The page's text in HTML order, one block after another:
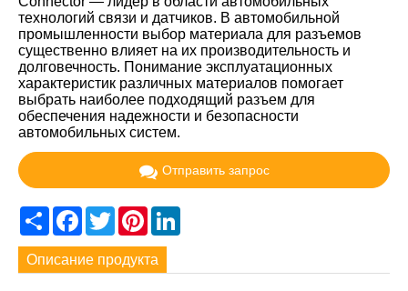
технологий связи и датчиков. В автомобильной
промышленности выбор материала для разъемов
существенно влияет на их производительность и
долговечность. Понимание эксплуатационных
характеристик различных материалов помогает
выбрать наиболее подходящий разъем для
обеспечения надежности и безопасности
автомобильных систем.
Отправить запрос
ShareFacebook
TwitterPinterest
Описание продукта